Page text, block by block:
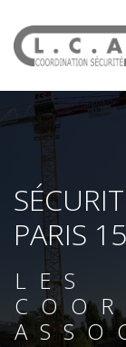
PARIS 15
LES